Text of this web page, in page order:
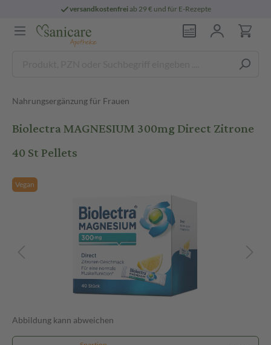
versandkostenfreiab 29 € und für E-Rezepte
Nahrungsergänzung für Frauen
Biolectra MAGNESIUM 300mg Direct Zitrone
40 St Pellets
Vegan
Abbildung kann abweichen